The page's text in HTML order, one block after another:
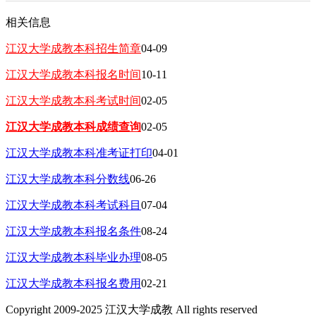
相关信息
江汉大学成教本科招生简章04-09
江汉大学成教本科报名时间10-11
江汉大学成教本科考试时间02-05
江汉大学成教本科成绩查询02-05
江汉大学成教本科准考证打印04-01
江汉大学成教本科分数线06-26
江汉大学成教本科考试科目 07-04
江汉大学成教本科报名条件08-24
江汉大学成教本科毕业办理08-05
江汉大学成教本科报名费用02-21
Copyright 2009-2025 江汉大学成教 All rights reserved